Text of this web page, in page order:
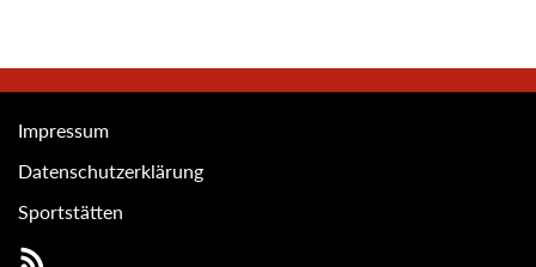
Impressum
Datenschutzerklärung
Sportstätten